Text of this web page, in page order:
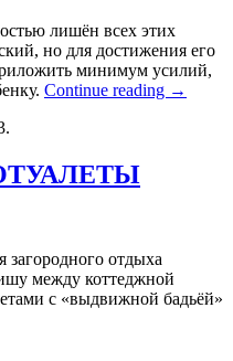
лишён всех этих
но для достижения его
минимум усилий,
Continue reading →
отдыха
между коттеджной
с «выдвижной бадьёй»